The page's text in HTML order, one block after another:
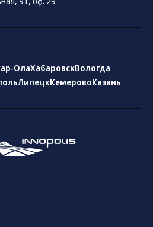
ОлаХабаровскВологда
ЛипецкКемеровоКазань